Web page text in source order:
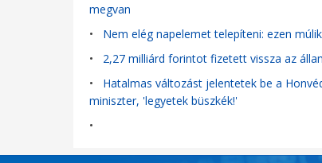
megvan
• Nem elég napelemet telepíteni: ezen
• 2,27 milliárd forintot fizetett vissza az
• Hatalmas változást jelentetek be a
miniszter, 'legyetek büszkék!'
•